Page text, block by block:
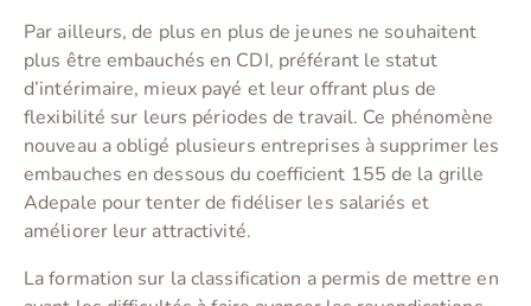
Par ailleurs, de plus en plus de jeunes ne souhaitent
plus être embauchés en CDI, préférant le statut
d’intérimaire, mieux payé et leur offrant plus de
flexibilité sur leurs périodes de travail. Ce phénomène
nouveau a obligé plusieurs entreprises à supprimer les
embauches en dessous du coefficient 155 de la grille
Adepale pour tenter de fidéliser les salariés et
améliorer leur attractivité.
La formation sur la classification a permis de mettre en